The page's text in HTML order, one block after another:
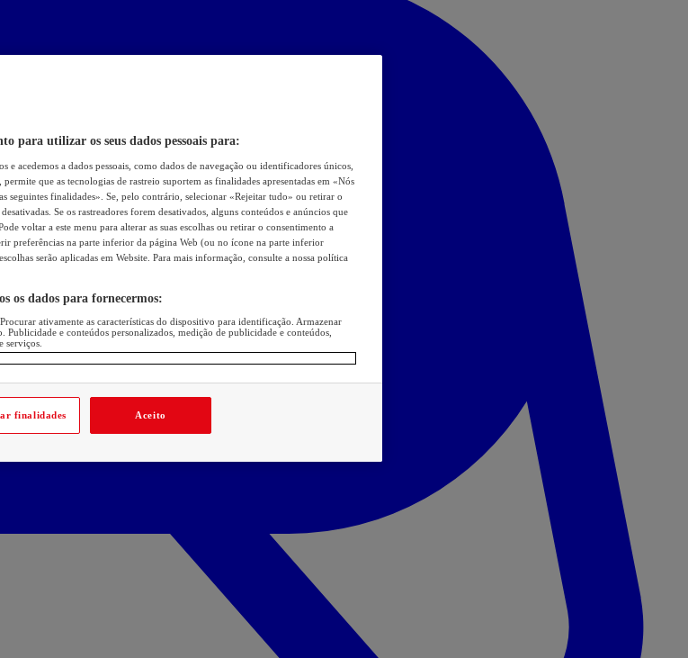
para utilizar os seus dados pessoais para:
e acedemos a dados pessoais, como dados de navegação ou identificadores únicos,
que as tecnologias de rastreio suportem as finalidades apresentadas em «Nós
seguintes finalidades». Se, pelo contrário, selecionar «Rejeitar tudo» ou retirar o
Se os rastreadores forem desativados, alguns conteúdos e anúncios que
voltar a este menu para alterar as suas escolhas ou retirar o consentimento a
preferências na parte inferior da página Web (ou no ícone na parte inferior
serão aplicadas em Website. Para mais informação, consulte a nossa política
os dados para fornecermos:
ativamente as características do dispositivo para identificação. Armazenar
e conteúdos personalizados, medição de publicidade e conteúdos,
serviços.
finalidades Aceito